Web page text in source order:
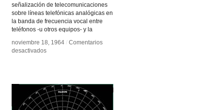
señalización de telecomunicaciones
sobre líneas telefónicas analógicas en
la banda de frecuencia vocal entre
teléfonos -u otros equipos- y la
noviembre 18, 1964 / Comentarios
desactivadosen
noviembre 18, 1964 / Comentarios
desactivadosen